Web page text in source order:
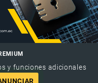
y funciones adicionales